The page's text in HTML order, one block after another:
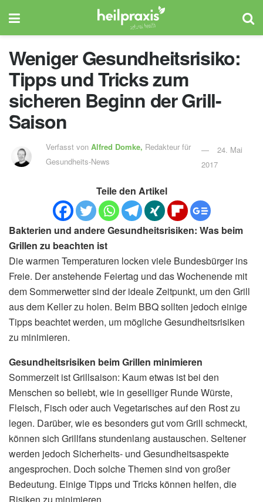
Weniger Gesundheitsrisiko:
Tipps und Tricks zum
sicheren Beginn der Grill-
Saison
Verfasst vonAlfred Domke, Redakteur für
Gesundheits-News
24. Mai
2017
Teile den Artikel
Bakterien und andere Gesundheitsrisiken: Was beim
Grillen zu beachten ist
Die warmen Temperaturen locken viele Bundesbürger ins
Freie. Der anstehende Feiertag und das Wochenende mit
dem Sommerwetter sind der ideale Zeitpunkt, um den Grill
aus dem Keller zu holen. Beim BBQ sollten jedoch einige
Tipps beachtet werden, um mögliche Gesundheitsrisiken
zu minimieren.
Gesundheitsrisiken beim Grillen minimieren
Sommerzeit ist Grillsaison: Kaum etwas ist bei den
Menschen so beliebt, wie in geselliger Runde Würste,
Fleisch, Fisch oder auch Vegetarisches auf den Rost zu
legen. Darüber, wie es besonders gut vom Grill schmeckt,
können sich Grillfans stundenlang austauschen. Seltener
werden jedoch Sicherheits- und Gesundheitsaspekte
angesprochen. Doch solche Themen sind von großer
Bedeutung. Einige Tipps und Tricks können helfen, die
Risiken zu minimieren.